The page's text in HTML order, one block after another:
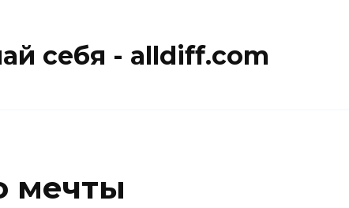
себя - alldiff.com
мечты